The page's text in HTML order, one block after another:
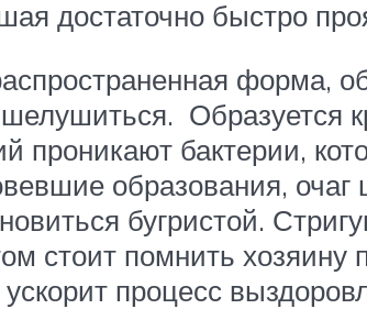
достаточно быстро
форма,
Образуется
проникают бактерии,
образования,
бугристой.
стоит помнить
процесс